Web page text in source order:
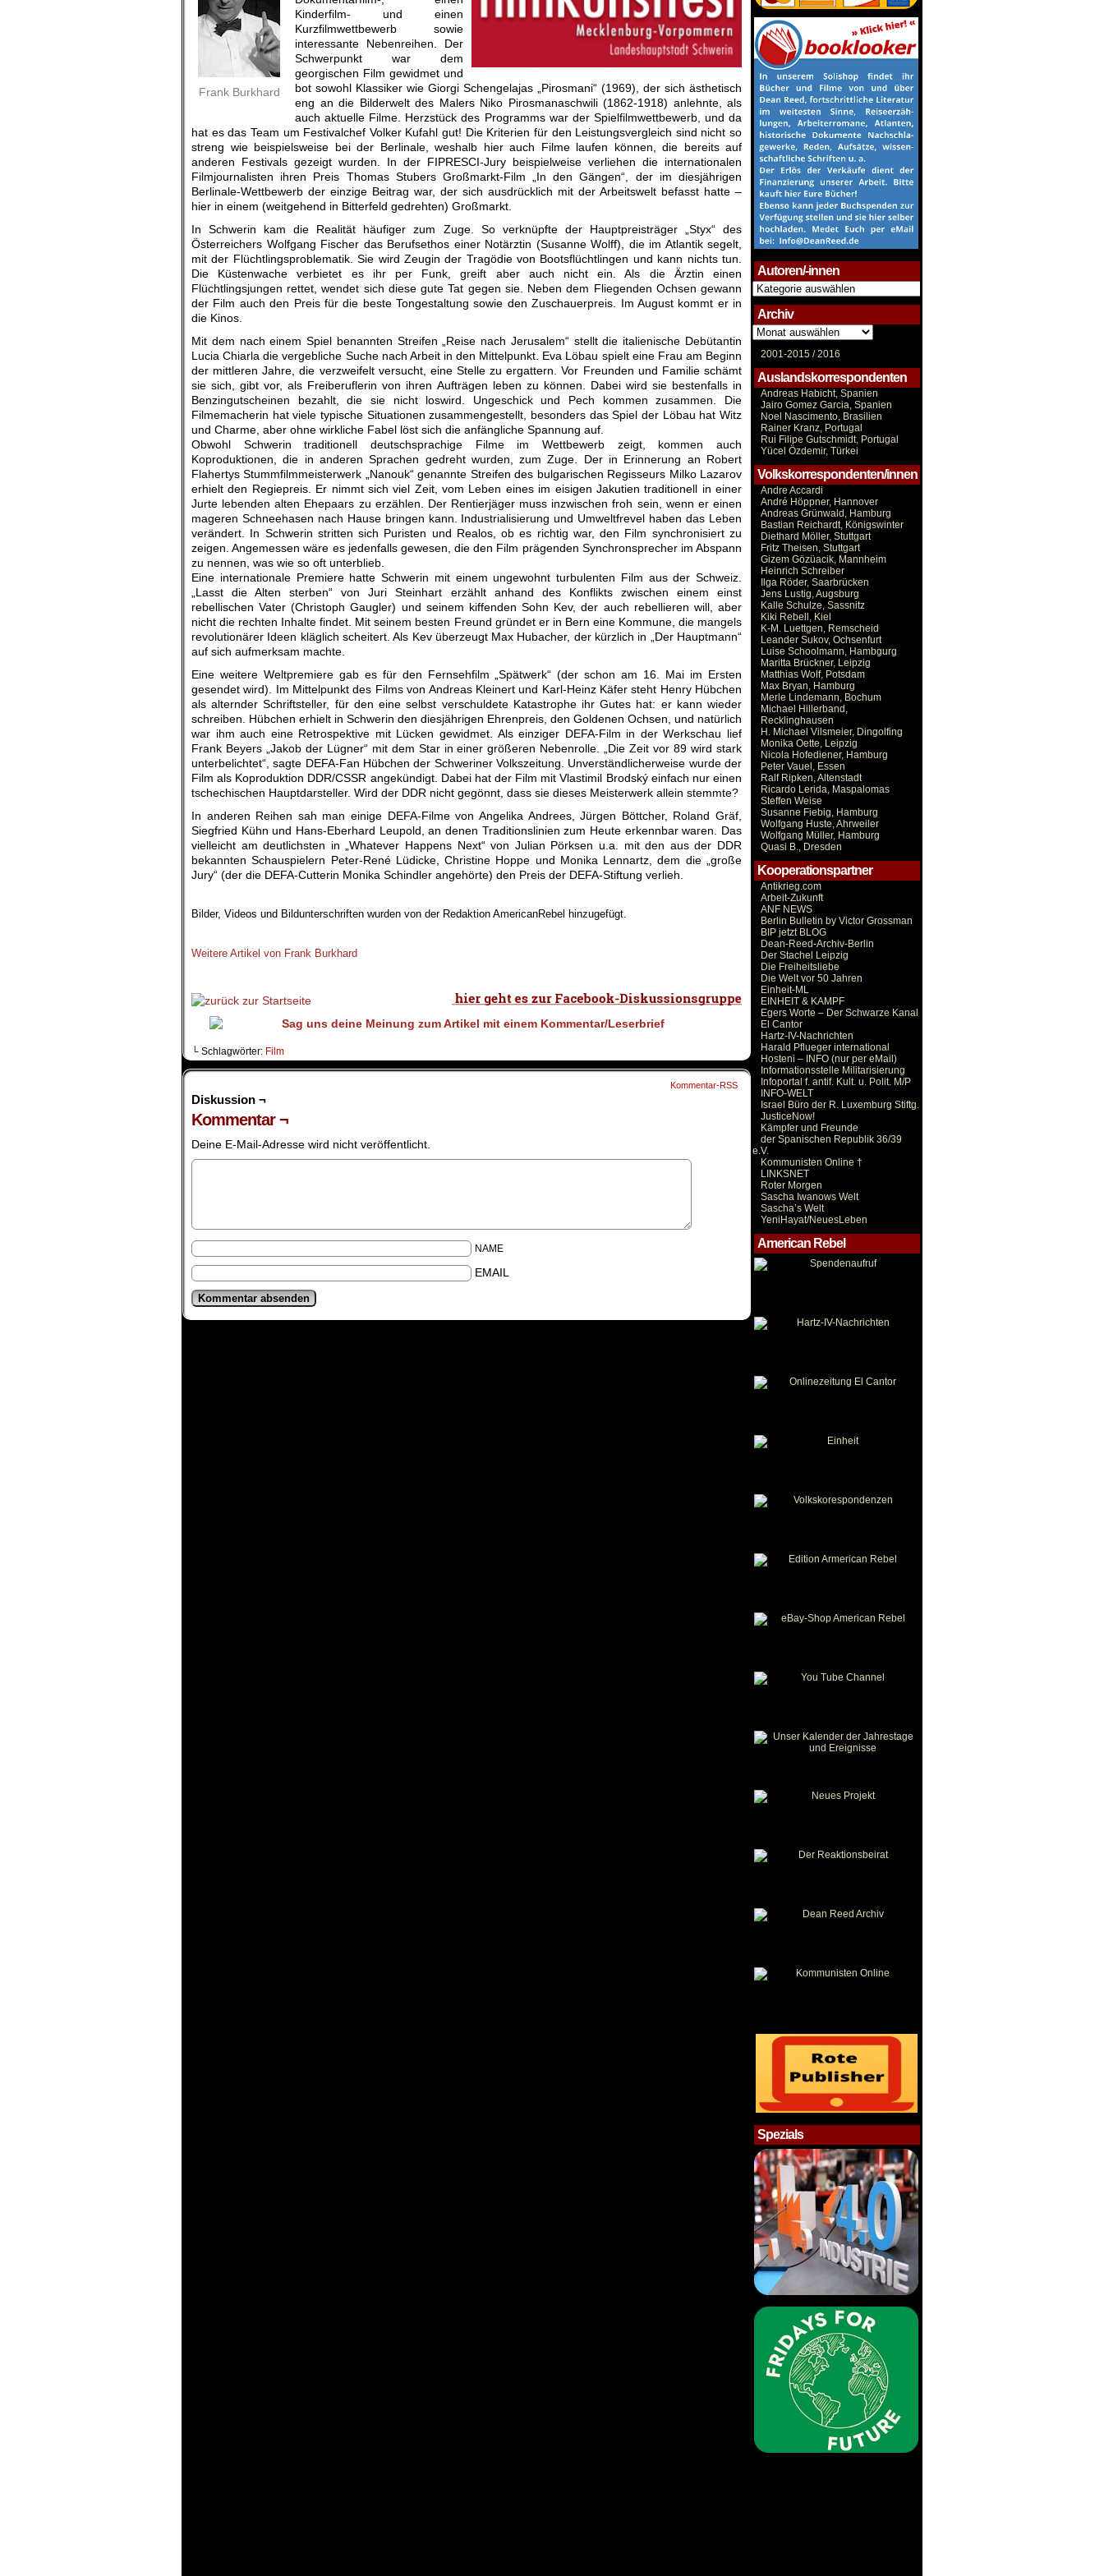
Frank Burkhard
Kinderfilm- und einen
Kurzfilmwettbewerb sowie
interessante Nebenreihen. Der
Schwerpunkt war dem
georgischen Film gewidmet und
bot sowohl Klassiker wie Giorgi Schengelajas „Pirosmani“ (1969), der sich ästhetisch
eng an die Bilderwelt des Malers Niko Pirosmanaschwili (1862-1918) anlehnte, als
auch aktuelle Filme. Herzstück des Programms war der Spielfilmwettbewerb, und da
hat es das Team um Festivalchef Volker Kufahl gut! Die Kriterien für den Leistungsvergleich sind nicht so
streng wie beispielsweise bei der Berlinale, weshalb hier auch Filme laufen können, die bereits auf
anderen Festivals gezeigt wurden. In der FIPRESCI-Jury beispielweise verliehen die internationalen
Filmjournalisten ihren Preis Thomas Stubers Großmarkt-Film „In den Gängen“, der im diesjährigen
Berlinale-Wettbewerb der einzige Beitrag war, der sich ausdrücklich mit der Arbeitswelt befasst hatte –
hier in einem (weitgehend in Bitterfeld gedrehten) Großmarkt.
In Schwerin kam die Realität häufiger zum Zuge. So verknüpfte der Hauptpreisträger „Styx“ des
Österreichers Wolfgang Fischer das Berufsethos einer Notärztin (Susanne Wolff), die im Atlantik segelt,
mit der Flüchtlingsproblematik. Sie wird Zeugin der Tragödie von Bootsflüchtlingen und kann nichts tun.
Die Küstenwache verbietet es ihr per Funk, greift aber auch nicht ein. Als die Ärztin einen
Flüchtlingsjungen rettet, wendet sich diese gute Tat gegen sie. Neben dem Fliegenden Ochsen gewann
der Film auch den Preis für die beste Tongestaltung sowie den Zuschauerpreis. Im August kommt er in
die Kinos.
Mit dem nach einem Spiel benannten Streifen „Reise nach Jerusalem“ stellt die italienische Debütantin
Lucia Chiarla die vergebliche Suche nach Arbeit in den Mittelpunkt. Eva Löbau spielt eine Frau am Beginn
der mittleren Jahre, die verzweifelt versucht, eine Stelle zu ergattern. Vor Freunden und Familie schämt
sie sich, gibt vor, als Freiberuflerin von ihren Aufträgen leben zu können. Dabei wird sie bestenfalls in
Benzingutscheinen bezahlt, die sie nicht loswird. Ungeschick und Pech kommen zusammen. Die
Filmemacherin hat viele typische Situationen zusammengestellt, besonders das Spiel der Löbau hat Witz
und Charme, aber ohne wirkliche Fabel löst sich die anfängliche Spannung auf.
Obwohl Schwerin traditionell deutschsprachige Filme im Wettbewerb zeigt, kommen auch
Koproduktionen, die in anderen Sprachen gedreht wurden, zum Zuge. Der in Erinnerung an Robert
Flahertys Stummfilmmeisterwerk „Nanouk“ genannte Streifen des bulgarischen Regisseurs Milko Lazarov
erhielt den Regiepreis. Er nimmt sich viel Zeit, vom Leben eines im eisigen Jakutien traditionell in einer
Jurte lebenden alten Ehepaars zu erzählen. Der Rentierjäger muss inzwischen froh sein, wenn er einen
mageren Schneehasen nach Hause bringen kann. Industrialisierung und Umweltfrevel haben das Leben
verändert. In Schwerin stritten sich Puristen und Realos, ob es richtig war, den Film synchronisiert zu
zeigen. Angemessen wäre es jedenfalls gewesen, die den Film prägenden Synchronsprecher im Abspann
zu nennen, was wie so oft unterblieb.
Eine internationale Premiere hatte Schwerin mit einem ungewohnt turbulenten Film aus der Schweiz.
„Lasst die Alten sterben“ von Juri Steinhart erzählt anhand des Konflikts zwischen einem einst
rebellischen Vater (Christoph Gaugler) und seinem kiffenden Sohn Kev, der auch rebellieren will, aber
nicht die rechten Inhalte findet. Mit seinem besten Freund gründet er in Bern eine Kommune, die mangels
revolutionärer Ideen kläglich scheitert. Als Kev überzeugt Max Hubacher, der kürzlich in „Der Hauptmann“
auf sich aufmerksam machte.
Eine weitere Weltpremiere gab es für den Fernsehfilm „Spätwerk“ (der schon am 16. Mai im Ersten
gesendet wird). Im Mittelpunkt des Films von Andreas Kleinert und Karl-Heinz Käfer steht Henry Hübchen
als alternder Schriftsteller, für den eine selbst verschuldete Katastrophe ihr Gutes hat: er kann wieder
schreiben. Hübchen erhielt in Schwerin den diesjährigen Ehrenpreis, den Goldenen Ochsen, und natürlich
war ihm auch eine Retrospektive mit Lücken gewidmet. Als einziger DEFA-Film in der Werkschau lief
Frank Beyers „Jakob der Lügner“ mit dem Star in einer größeren Nebenrolle. „Die Zeit vor 89 wird stark
unterbelichtet“, sagte DEFA-Fan Hübchen der Schweriner Volkszeitung. Unverständlicherweise wurde der
Film als Koproduktion DDR/CSSR angekündigt. Dabei hat der Film mit Vlastimil Brodský einfach nur einen
tschechischen Hauptdarsteller. Wird der DDR nicht gegönnt, dass sie dieses Meisterwerk allein stemmte?
In anderen Reihen sah man einige DEFA-Filme von Angelika Andrees, Jürgen Böttcher, Roland Gräf,
Siegfried Kühn und Hans-Eberhard Leupold, an denen Traditionslinien zum Heute erkennbar waren. Das
vielleicht am deutlichsten in „Whatever Happens Next“ von Julian Pörksen u.a. mit den aus der DDR
bekannten Schauspielern Peter-René Lüdicke, Christine Hoppe und Monika Lennartz, dem die „große
Jury“ (der die DEFA-Cutterin Monika Schindler angehörte) den Preis der DEFA-Stiftung verlieh.
Bilder, Videos und Bildunterschriften wurden von der Redaktion AmericanRebel hinzugefügt.
Weitere Artikel von Frank Burkhard
└ Schlagwörter: Film
Kommentar-RSS
Diskussion ¬
Kommentar ¬
Deine E-Mail-Adresse wird nicht veröffentlicht.
NAME
EMAIL
Autoren/-innen
Autoren/-
innen
Archiv
Archiv
2001-2015 /2016
Auslandskorrespondenten
Andreas Habicht, Spanien
Jairo Gomez Garcia, Spanien
Noel Nascimento, Brasilien
Rainer Kranz, Portugal
Rui Filipe Gutschmidt, Portugal
Yücel Özdemir, Türkei
Volkskorrespondenten/innen
Andre Accardi
André Höppner, Hannover
Andreas Grünwald, Hamburg
Bastian Reichardt, Königswinter
Diethard Möller, Stuttgart
Fritz Theisen, Stuttgart
Gizem Gözüacik, Mannheim
Heinrich Schreiber
Ilga Röder, Saarbrücken
Jens Lustig, Augsburg
Kalle Schulze, Sassnitz
Kiki Rebell, Kiel
K-M. Luettgen, Remscheid
Leander Sukov, Ochsenfurt
Luise Schoolmann, Hambgurg
Maritta Brückner, Leipzig
Matthias Wolf, Potsdam
Max Bryan, Hamburg
Merle Lindemann, Bochum
Michael Hillerband,
Recklinghausen
H. Michael Vilsmeier, Dingolfing
Monika Oette, Leipzig
Nicola Hofediener, Hamburg
Peter Vauel, Essen
Ralf Ripken, Altenstadt
Ricardo Lerida, Maspalomas
Steffen Weise
Susanne Fiebig, Hamburg
Wolfgang Huste, Ahrweiler
Wolfgang Müller, Hamburg
Quasi B., Dresden
Kooperationspartner
Antikrieg.com
Arbeit-Zukunft
ANF NEWS
Berlin Bulletin by Victor Grossman
BIP jetzt BLOG
Dean-Reed-Archiv-Berlin
Der Stachel Leipzig
Die Freiheitsliebe
Die Welt vor 50 Jahren
Einheit-ML
EINHEIT & KAMPF
Egers Worte – Der Schwarze Kanal
El Cantor
Hartz-IV-Nachrichten
Harald Pflueger international
Hosteni – INFO (nur per eMail)
Informationsstelle Militarisierung
Infoportal f. antif. Kult. u. Polit. M/P
INFO-WELT
Israel Büro der R. Luxemburg Stiftg.
JusticeNow!
Kämpfer und Freunde
der Spanischen Republik 36/39
e.V.
Kommunisten Online †
LINKSNET
Roter Morgen
Sascha Iwanows Welt
Sascha’s Welt
YeniHayat/NeuesLeben
American Rebel
Spezials